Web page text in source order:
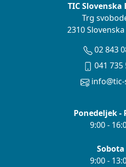
TIC Slovenska
Trg
2310
02 843
041 735
info@tic-
Ponedeljek -
9:00 -
Sobota
9:00 -